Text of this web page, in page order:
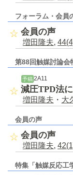
フォーラム・会員
会員の声
増田隆夫,
第88回触媒討論会
予稿 2A11
減圧TPD法
増田隆夫 ・ 大
会員の声
会員の声
増田隆夫,
特集「触媒反応工